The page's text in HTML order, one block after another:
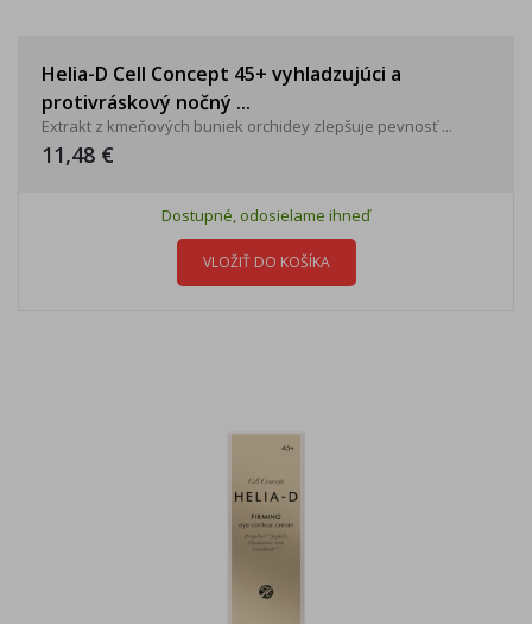
Helia-D Cell Concept 45+ vyhladzujúci a
protivráskový nočný ...
Extrakt z kmeňových buniek orchidey zlepšuje pevnosť ...
11,48 €
Dostupné, odosielame ihneď
VLOŽIŤ DO KOŠÍKA